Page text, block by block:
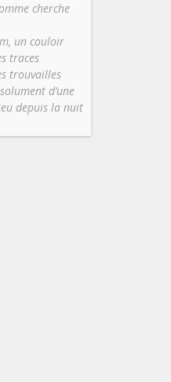
cherche
un couloir
traces
trouvailles
d’une
depuis la nuit